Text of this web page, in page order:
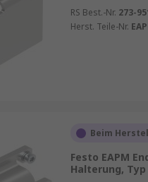
Vorteile:
und erhöht
RS Best.-Nr. 273-
Herst. Teile-Nr.
Beim
Festo EAPM
Halterung,